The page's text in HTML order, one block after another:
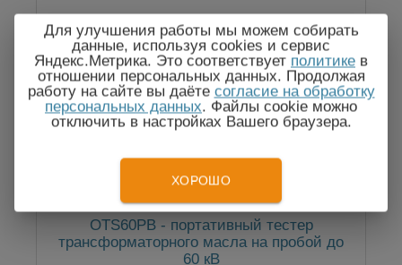
OTS60PB - портативный тестер
трансформаторного масла на пробой до
60 кВ
Для улучшения работы мы можем собирать
данные, используя cookies и сервис
Яндекс.Метрика. Это соответствует политике в
отношении персональных данных. Продолжая
работу на сайте вы даёте согласие на обработку
персональных данных. Файлы cookie можно
отключить в настройках Вашего браузера.
ХОРОШО